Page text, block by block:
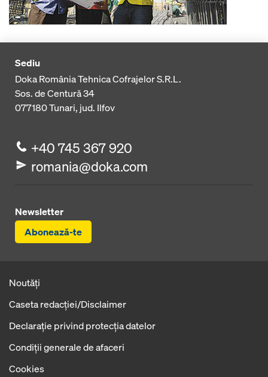
Sediu
Doka România Tehnica Cofrajelor S.R.L.
Sos. de Centură 34
077180Tunari, jud. Ilfov
+40 745 367 920
romania@doka.com
Newsletter
Abonează-te
Noutăți
Caseta redacţiei/Disclaimer
Declaraţie privind protecţia datelor
Condiţii generale de afaceri
Cookies